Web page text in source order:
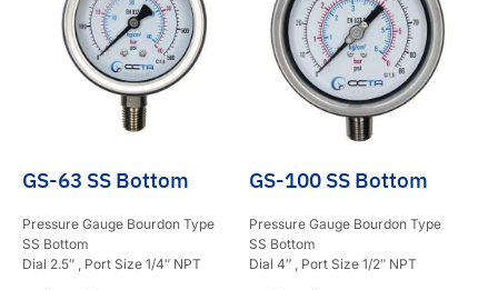
GS-63 SS Bottom
Pressure Gauge Bourdon Type
SS Bottom
Dial 2.5″ , Port Size 1/4″ NPT
GS-100 SS Bottom
Pressure Gauge Bourdon Type
SS Bottom
Dial 4″ , Port Size 1/2″ NPT